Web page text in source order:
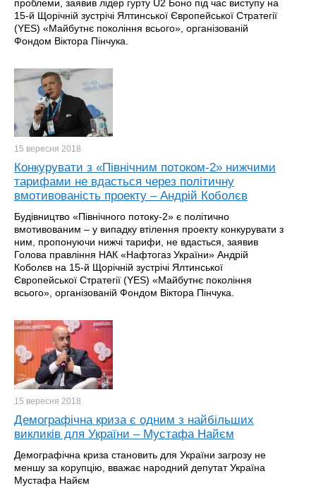
проблеми, заявив лідер гурту U2 Боно під час виступу на
15-й Щорічній зустрічі Ялтинської Європейської Стратегії
(YES) «Майбутнє покоління всього», організованій
Фондом Віктора Пінчука.
15 вересня 2018
Конкурувати з «Північним потоком-2» нижчими
тарифами не вдасться через політичну
вмотивованість проекту – Андрій Коболєв
Будівництво «Північного потоку-2» є політично
вмотивованим – у випадку втілення проекту конкурувати з
ним, пропонуючи нижчі тарифи, не вдасться, заявив
Голова правління НАК «Нафтогаз України» Андрій
Коболєв на 15-й Щорічній зустрічі Ялтинської
Європейської Стратегії (YES) «Майбутнє покоління
всього», організованій Фондом Віктора Пінчука.
15 вересня 2018
Демографічна криза є одним з найбільших
викликів для України – Мустафа Найєм
Демографічна криза становить для України загрозу не
меншу за корупцію, вважає народний депутат Україна
Мустафа Найєм